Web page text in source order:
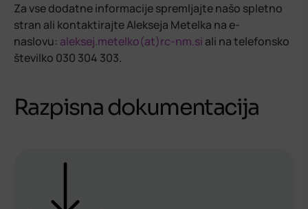
Za vse dodatne informacije spremljajte našo spletno
stran ali kontaktirajte Alekseja Metelka na e-
naslovu: aleksej.metelko(at)rc-nm.si ali na telefonsko
številko 030 304 303.
Razpisna dokumentacija